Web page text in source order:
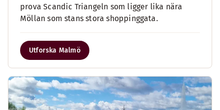
prova Scandic Triangeln som ligger lika nära
Möllan som stans stora shoppinggata.
Utforska Malmö